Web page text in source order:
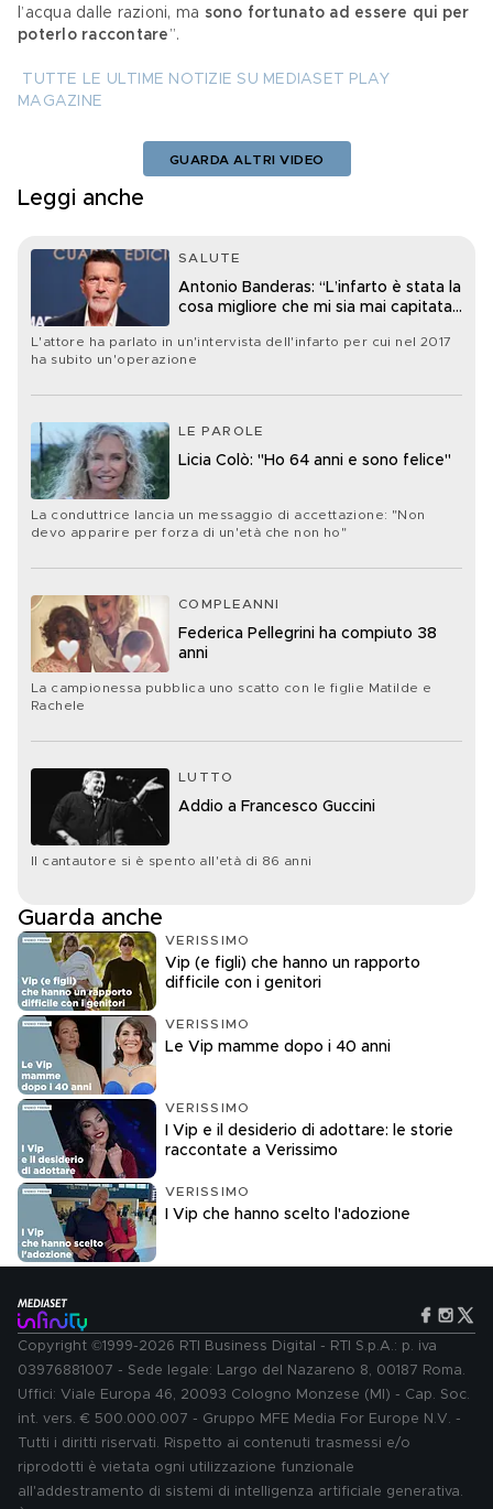
l’acqua dalle razioni, ma sono fortunato ad essere qui per
poterlo raccontare ”.
TUTTE LE ULTIME NOTIZIE SU MEDIASET PLAY
MAGAZINE
GUARDA ALTRI VIDEO
Leggi anche
SALUTE
Antonio Banderas: “L’infarto è stata la
cosa migliore che mi sia mai capitata
L'attore ha parlato in un'intervista dell'infarto per cui nel 2017
ha subito un'operazione
LE PAROLE
Licia Colò: "Ho 64 anni e sono felice"
La conduttrice lancia un messaggio di accettazione: "Non
devo apparire per forza di un'età che non ho"
COMPLEANNI
Federica Pellegrini ha compiuto 38
anni
La campionessa pubblica uno scatto con le figlie Matilde e
Rachele
LUTTO
Addio a Francesco Guccini
Il cantautore si è spento all'età di 86 anni
Guarda anche
VERISSIMO
Vip (e figli) che hanno un rapporto
difficile con i genitori
VERISSIMO
Le Vip mamme dopo i 40 anni
VERISSIMO
I Vip e il desiderio di adottare: le storie
raccontate a Verissimo
VERISSIMO
I Vip che hanno scelto l'adozione
Copyright ©1999-2026 RTI Business Digital - RTI S.p.A.: p. iva
03976881007 - Sede legale: Largo del Nazareno 8, 00187 Roma.
Uffici: Viale Europa 46, 20093 Cologno Monzese (MI) - Cap. Soc.
int. vers. € 500.000.007 - Gruppo MFE Media For Europe N.V. -
Tutti i diritti riservati. Rispetto ai contenuti trasmessi e/o
riprodotti è vietata ogni utilizzazione funzionale
all'addestramento di sistemi di intelligenza artificiale generativa.